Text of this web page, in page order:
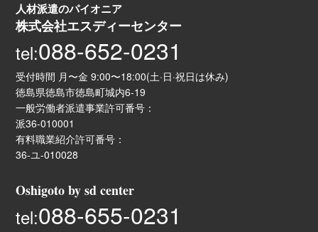
人材派遣のパイオニア
株式会社エスディーセンター
tel:088-652-0231
受付時間 月〜金 9:00〜18:00(土·日·祝日は休み)
徳島県徳島市徳島町城内6-19
一般労働者派遣事業許可番号：
派36-010001
有料職業紹介許可番号：
36-ユ-010028
Oshigoto by sd center
tel:088-655-0231